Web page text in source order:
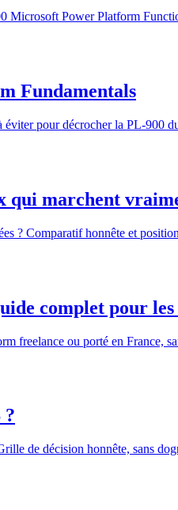
Microsoft Power Platform
Fundamentals
éviter pour décrocher la PL-900
qui marchent
? Comparatif honnête et
complet pour
freelance ou porté en France,
?
de décision honnête, sans